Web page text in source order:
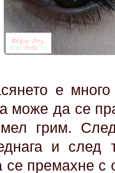
е
може да се
грим.
и
премахне с